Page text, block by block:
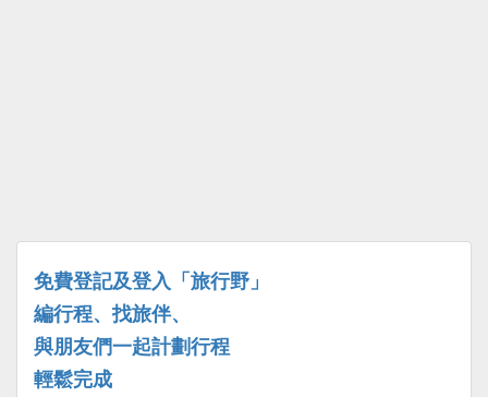
免費登記及登入「旅行野」
編行程、找旅伴、
與朋友們一起計劃行程
輕鬆完成